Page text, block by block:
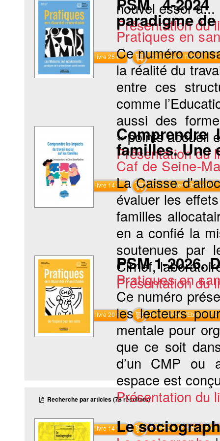
nouvel essor à...
Présentation du
Commander le livre 25 € Commander l'Ebook 15 €
paradigme
Pratiques en
Ce numéro
la réalité du
entre ces
comme
aussi des
« points accueil
Présentation du
Commander le livre 14 € Commander l'Ebook 9 €
familles. Une
Caf de Seine-
La Caisse
évaluer les
familles
en a confié la
soutenues par
Cirnef,
Présentation du
Commander le livre 20 € Commander l'Ebook 12 €
PSM 1-2026.
Pratiques en
Ce numéro
les lecteurs
mentale pour
que ce soit
d’un CMP ou
espace est
Présentation du
Commander le livre 14 € Commander l'Ebook 9 €
Recherche par articles (78 résultats)
Le